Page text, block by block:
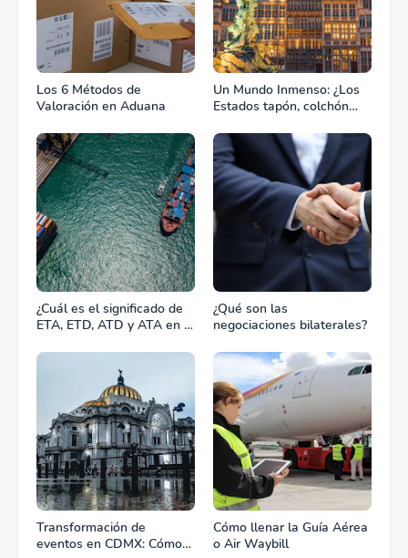
Los 6 Métodos de
Valoración en Aduana
Un Mundo Inmenso: ¿Los
Estados tapón, colchón
combate?
¿Cuál es el significado de
ETA, ETD, ATD y ATA en el
¿Qué son las
negociaciones bilaterales?
Transformación de
eventos en CDMX: Cómo
Cómo llenar la Guía Aérea
o Air Waybill